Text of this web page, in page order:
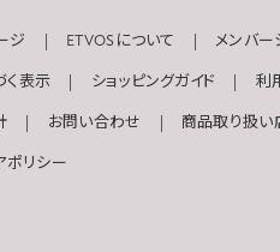
ジ ETVOSについて メンバー
く表示 ショッピングガイド 利
お問い合わせ 商品取り扱い
ポリシー